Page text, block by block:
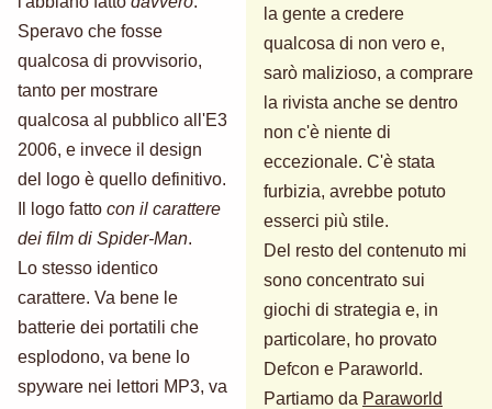
Speravo che fosse
qualcosa di provvisorio,
tanto per mostrare
qualcosa al pubblico all'E3
2006, e invece il design
del logo è quello definitivo.
Il logo fatto con il carattere
dei film di Spider-Man.
Lo stesso identico
carattere. Va bene le
batterie dei portatili che
esplodono, va bene lo
spyware nei lettori MP3, va
la gente a credere
qualcosa di non vero e,
sarò malizioso, a comprare
la rivista anche se dentro
non c'è niente di
eccezionale. C'è stata
furbizia, avrebbe potuto
esserci più stile.
Del resto del contenuto mi
sono concentrato sui
giochi di strategia e, in
particolare, ho provato
Defcon e Paraworld.
Partiamo da Paraworld